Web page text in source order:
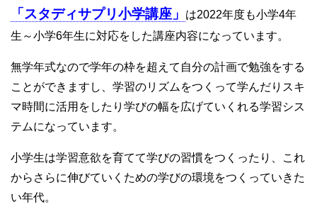
「スタディサプリ小学講座」
は2022年度も小学4年
生～小学6年生に対応をした講座内容になっています。
無学年式なので学年の枠を超えて自分の計画で勉強をする
ことができますし、学習のリズムをつくって学んだりスキ
マ時間に活用をしたり学びの幅を広げていくれる学習シス
テムになっています。
小学生は学習意欲を育てて学びの習慣をつくったり、これ
からさらに伸びていくための学びの環境をつくっていきた
い年代。